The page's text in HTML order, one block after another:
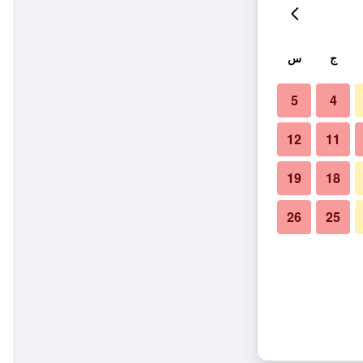
ج س
4
5
11
12
18
19
25
26